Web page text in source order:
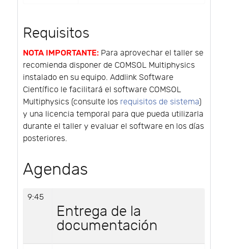
Requisitos
NOTA IMPORTANTE: Para aprovechar el taller se
recomienda disponer de COMSOL Multiphysics
instalado en su equipo. Addlink Software
Científico le facilitará el software COMSOL
Multiphysics (consulte los requisitos de sistema)
y una licencia temporal para que pueda utilizarla
durante el taller y evaluar el software en los días
posteriores.
Agendas
9:45
Entrega de la
documentación